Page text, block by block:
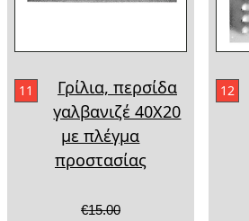
11
Γρίλια, περσίδα
γαλβανιζέ 40Χ20
με πλέγμα
προστασίας
€15.00
12